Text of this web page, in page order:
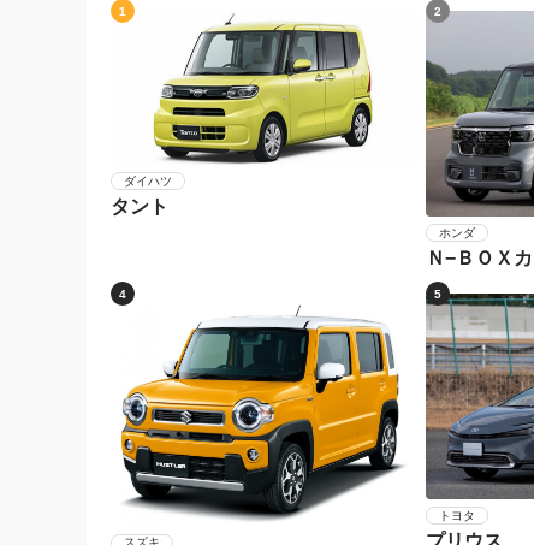
1
ダイハツ
タント
2
ホンダ
Ｎ−ＢＯＸ
4 5
トヨタ